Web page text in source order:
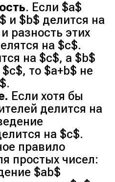
. Если $a$
и $b$ делится на
разность этих
на $c$.
на $c$, а $b$
то $a+b$ не
Если хотя бы
делится на
на $c$.
правило
простых чисел:
$ab$